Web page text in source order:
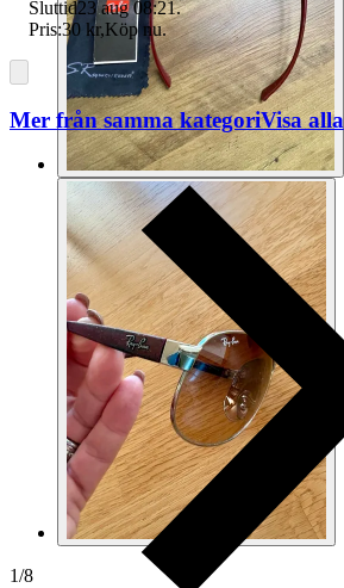
1/8
Sluttid23 aug 08:21.
Pris:30 kr,Köp nu.
Mer från samma kategoriVisa alla